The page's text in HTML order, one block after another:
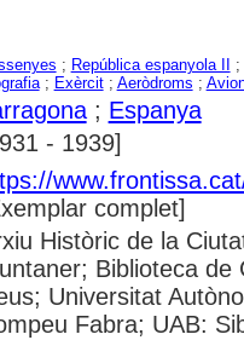
; República espanyola II
;
; Exèrcit; Aeròdroms ;
; Espanya
- 1939]
complet]
Històric de la
Biblioteca de
Universitat
Fabra; UAB: